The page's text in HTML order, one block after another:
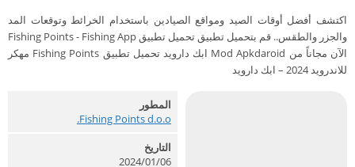
اكتشف أفضل أوقات الصيد ومواقع الصيادين باستخدام الخرائط وتوقعات المد
والجزر والطقس.. قم بتحميل تطبيق تحميل تطبيق Fishing Points - Fishing App
الآن مجاناً من Mod Apkdaroid ابك دارويد تحميل تطبيق Fishing Points مهكر
للاندرويد 2024 – ابك دارويد
المطور
Fishing Points d.o.o.‏
التاريخ
2024/01/06